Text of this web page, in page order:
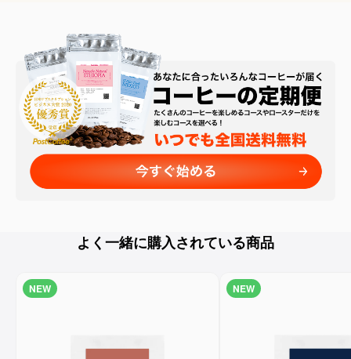
よく一緒に購入されている商品
NEW NEW